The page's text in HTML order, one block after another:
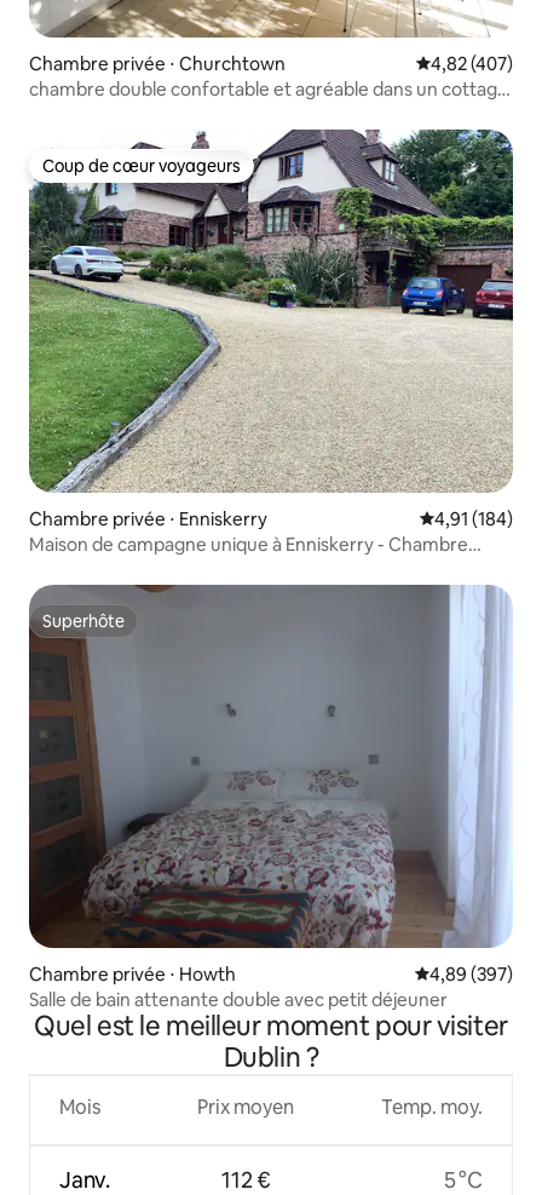
Chambre privée ⋅ Churchtown Évaluation
4,82 (407)
chambre double confortable et agréable dans un cottage
Coup de cœur voyageurs
Coup de cœur voyageurs
Chambre privée ⋅ Enniskerry Évaluation
4,91 (184)
Maison de campagne unique à Enniskerry - Chambre
Superhôte
Superhôte
Chambre privée ⋅ Howth Évaluation
4,89 (397)
Salle de bain attenante double avec petit déjeuner
Quel est le meilleur moment pour visiter
Dublin ?
Mois
Janv.
Prix moyen
112 €
Temp. moy.
5 °C